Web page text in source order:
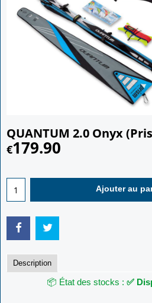
QUANTUM 2.0 Onyx
€179.90
Ajouter au
Description
📦 État des stocks : ✅